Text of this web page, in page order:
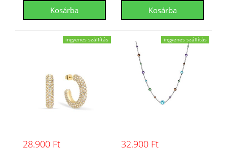
ingyenes szállítás
28.900 Ft
ingyenes szállítás
32.900 Ft